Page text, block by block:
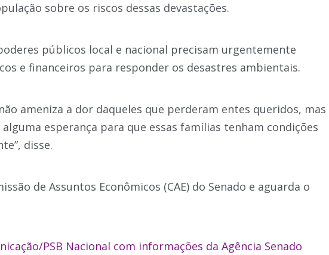
sobre os riscos dessas devastações.
públicos local e nacional precisam urgentemente
e financeiros para responder os desastres ambientais.
ameniza a dor daqueles que perderam entes queridos, mas
esperança para que essas famílias tenham condições
disse.
de Assuntos Econômicos (CAE) do Senado e aguarda o
PSB Nacional com informações da Agência Senado